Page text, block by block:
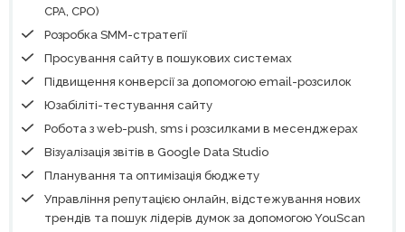
CPA, СPO)
Розробка SMM-стратегії
Просування сайту в пошукових системах
Підвищення конверсії за допомогою email-розсилок
Юзабіліті-тестування сайту
Робота з web-push, sms і розсилками в месенджерах
Візуалізація звітів в Google Data Studio
Планування та оптимізація бюджету
Управління репутацією онлайн, відстежування нових
трендів та пошук лідерів думок за допомогою YouScan